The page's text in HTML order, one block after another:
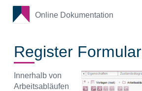
Online Dokumentation
Register Formular
Innerhalb von
Arbeitsabläufen